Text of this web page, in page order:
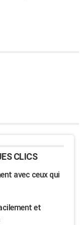
CLICS
avec ceux qui
et